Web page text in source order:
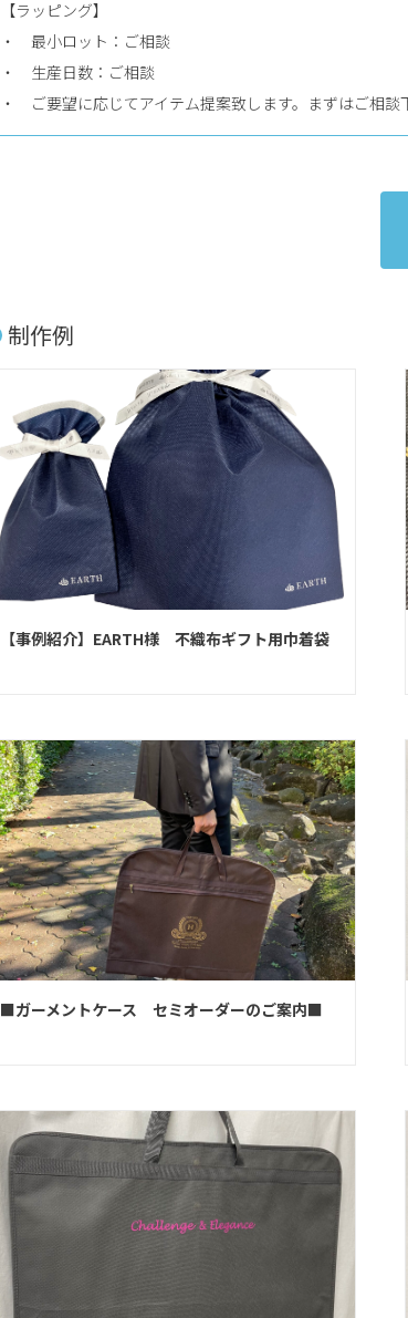
【ラッピング】
・ 最小ロット：ご相談
・ 生産日数：ご相談
・ ご要望に応じてアイテム提案致します。まずはご相談
制作例
【事例紹介】EARTH様 不織布ギフト用巾着袋
■ガーメントケース セミオーダーのご案内■